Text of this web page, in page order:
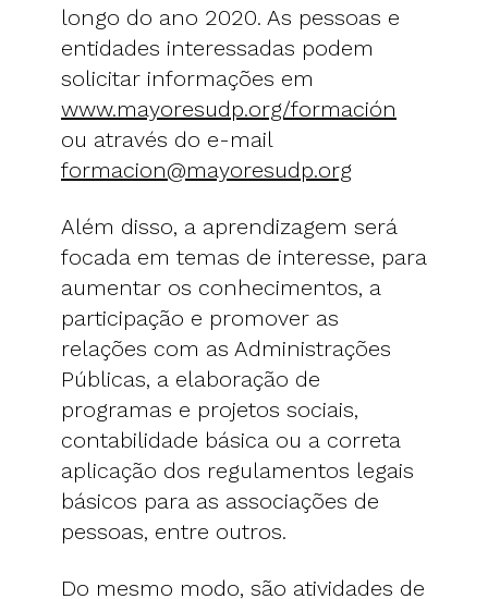
longo do ano 2020. As pessoas e
entidades interessadas podem
solicitar informações em
www.mayoresudp.org/formación
ou através do e-mail
formacion@mayoresudp.org
Além disso, a aprendizagem será
focada em temas de interesse, para
aumentar os conhecimentos, a
participação e promover as
relações com as Administrações
Públicas, a elaboração de
programas e projetos sociais,
contabilidade básica ou a correta
aplicação dos regulamentos legais
básicos para as associações de
pessoas, entre outros.
Do mesmo modo, são atividades de